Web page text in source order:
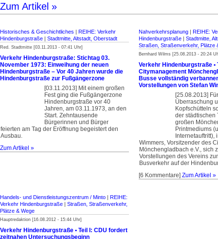
Zum Artikel »
Historisches & Geschichtliches | REIHE: Verkehr
Hindenburgstraße | Stadtmitte, Altstadt, Oberstadt
Red. Stadtmitte [03.11.2013 - 07:41 Uhr]
Verkehr Hindenburgstraße: Stichtag 03.
November 1973: Einweihung der neuen
Hindenburgstraße – Vor 40 Jahren wurde die
Hindenburgstraße zur Fußgängerzone
[03.11.2013] Mit einem großen
Fest ging die Fußgängerzone
Hindenburgstraße vor 40
Jahren, am 03.11.1973, an den
Start. Zehntausende
Bürgerinnen und Bürger
feierten am Tag der Eröffnung begeistert den
Ausbau.
Zum Artikel »
Nahverkehrsplanung | REIHE:
Hindenburgstraße | Stadtmitte,
Straßen, Straßenverkehr, Plätze
Bernhard Wilms [25.08.2013 - 20:24
Verkehr Hindenburgstraße •
Citymanagement
Busse vollständig
Vorstellungen von Stefan
[25.08.2013]
Überraschung
Kopfschütteln
der städtischen
großen
Printmediums
Internetauftritt),
Wimmers, Vorsitzender des
Mönchengladbach e.V., sich
Vorstellungen des Vereins
Busverkehr auf der
[6 Kommentare] Zum Artikel »
Handels- und Dienstleistungszentrum / Minto | REIHE:
Verkehr Hindenburgstraße | Straßen, Straßenverkehr,
Plätze & Wege
Hauptredaktion [16.08.2012 - 15:44 Uhr]
Verkehr Hindenburgstraße • Teil I: CDU fordert
zeitnahen Untersuchungsbeginn